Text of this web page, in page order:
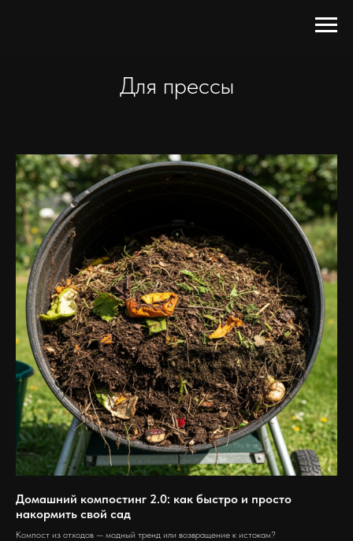
Для прессы
Домашний компостинг 2.0: как быстро и просто
накормить свой сад
Компост из отходов — модный тренд или возвращение к истокам?